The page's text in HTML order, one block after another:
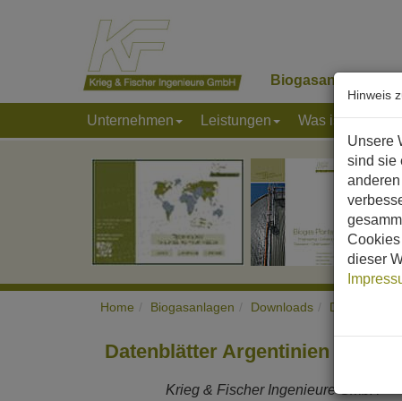
Biogasanlagen
Unternehmen Leistungen Was ist Biogas
Home Biogasanlagen Downloads Datenblätter
Datenblätter Argentinien
Krieg & Fischer Ingenieure GmbH
Hinweis
Unsere
sind sie
dieser